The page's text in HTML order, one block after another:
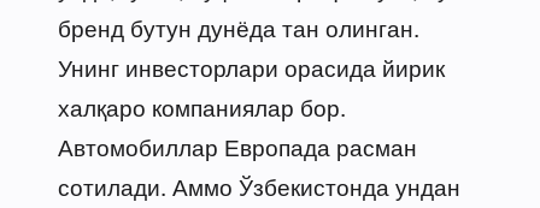
бренд бутун дунёда тан олинган.
Унинг инвесторлари орасида йирик
халқаро компаниялар бор.
Автомобиллар Европада расман
сотилади. Аммо Ўзбекистонда ундан